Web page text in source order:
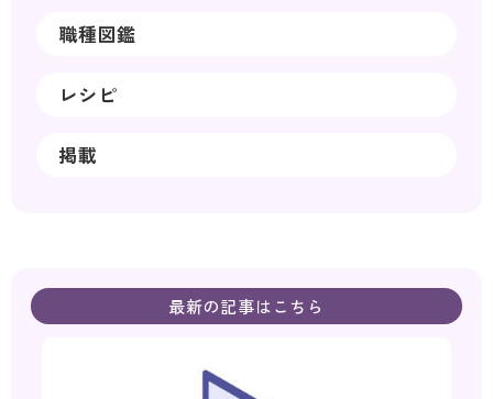
職種図鑑
レシピ
掲載
最新の記事はこちら